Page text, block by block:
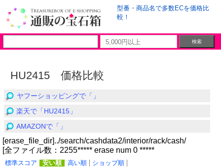
型番・商品名で多数ECを価格比
較！
HU2415 価格比較
ヤフーショッピングで「」
楽天で「HU2415」
AMAZONで「」
[erase_file_dir]../search/cashdata2/interior/rack/cash/
[全ファイル数：2255***** erase num 0 *****
標準スコア 安い順 高い順 ショップ順